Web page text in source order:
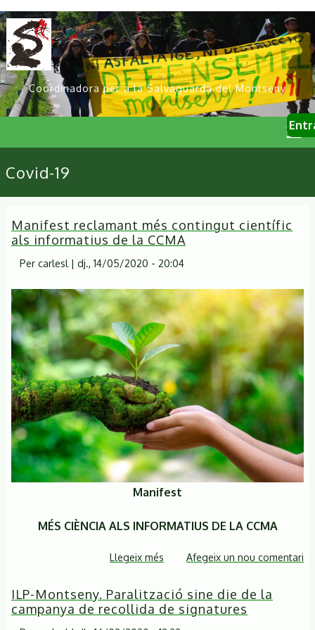
Vés
al
contingut
Coordinadora per a la Salvaguarda del Montseny
User
Primary
links
Covid-19
Manifest reclamant més contingut científic
als informatius de la CCMA
Per carlesl | dj., 14/05/2020 - 20:04
Manifest
MÉS CIÈNCIA ALS INFORMATIUS DE LA CCMA
Llegeix més sobre
reclamant
més
Afegeix un nou comentari
ILP-Montseny. Paralització sine die de la
campanya de recollida de signatures